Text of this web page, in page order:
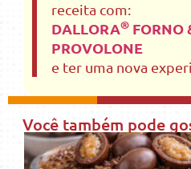
receita com:
DALLORA® FORNO
PROVOLONE
e ter uma nova
Você também pode